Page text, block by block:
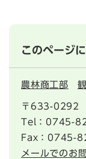
このページ
農林商工部
〒633-0292
Tel：0745-
Fax：0745-
メールでのお